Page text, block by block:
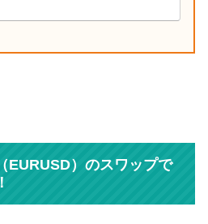
EURUSD）のスワップで